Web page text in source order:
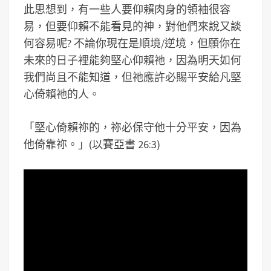
此思想到，有一些人要仰賴肉身的領袖很容
易，但要仰賴不能看見的神，對他們來說又談
何容易呢? 不論你現在是順境/逆境，但願你在
未來的日子裡能夠堅心仰賴祂，因為明天如何
我們尚且不能知道，但祂應許必賜平安給凡堅
心倚賴祂的人。
「堅心倚賴祢的，祢必保守他十分平安，因為
他倚靠祢。」(以賽亞書 26:3)